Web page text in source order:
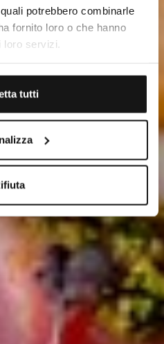
potrebbero combinarle
fornito loro o che hanno
servizi.
tutti